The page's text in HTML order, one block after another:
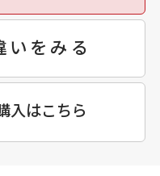
いをみる
入はこちら